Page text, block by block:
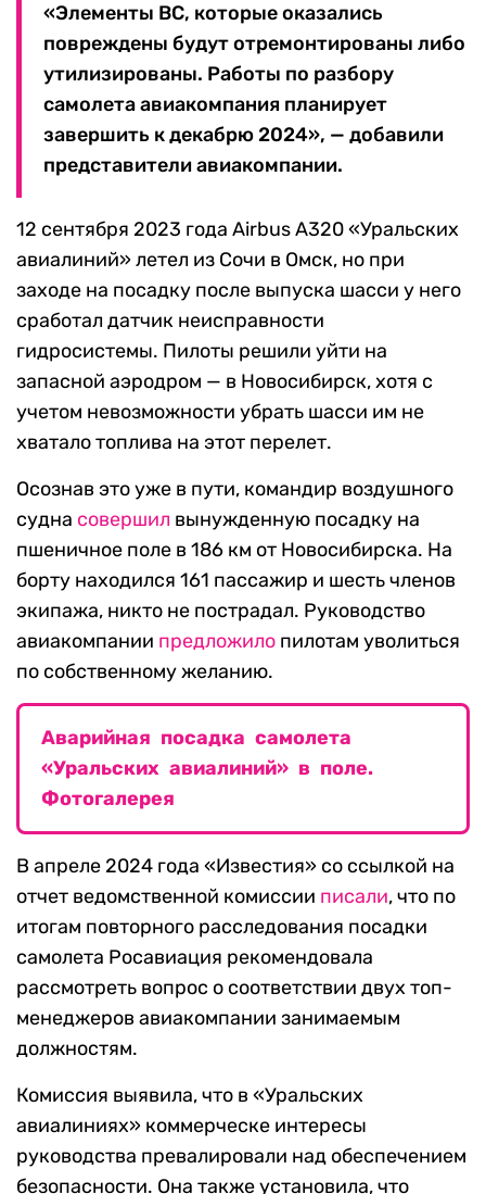
«Элементы ВС, которые оказались
повреждены будут отремонтированы либо
утилизированы. Работы по разбору
самолета авиакомпания планирует
завершить к декабрю 2024», — добавили
представители авиакомпании.
12 сентября 2023 года Airbus A320 «Уральских
авиалиний» летел из Сочи в Омск, но при
заходе на посадку после выпуска шасси у него
сработал датчик неисправности
гидросистемы. Пилоты решили уйти на
запасной аэродром — в Новосибирск, хотя с
учетом невозможности убрать шасси им не
хватало топлива на этот перелет.
Осознав это уже в пути, командир воздушного
судна совершил вынужденную посадку на
пшеничное поле в 186 км от Новосибирска. На
борту находился 161 пассажир и шесть членов
экипажа, никто не пострадал. Руководство
авиакомпании предложило пилотам уволиться
по собственному желанию.
Аварийная посадка самолета
«Уральских авиалиний» в поле.
Фотогалерея
В апреле 2024 года «Известия» со ссылкой на
отчет ведомственной комиссии писали, что по
итогам повторного расследования посадки
самолета Росавиация рекомендовала
рассмотреть вопрос о соответствии двух топ-
менеджеров авиакомпании занимаемым
должностям.
Комиссия выявила, что в «Уральских
авиалиниях» коммерческе интересы
руководства превалировали над обеспечением
безопасности. Она также установила, что